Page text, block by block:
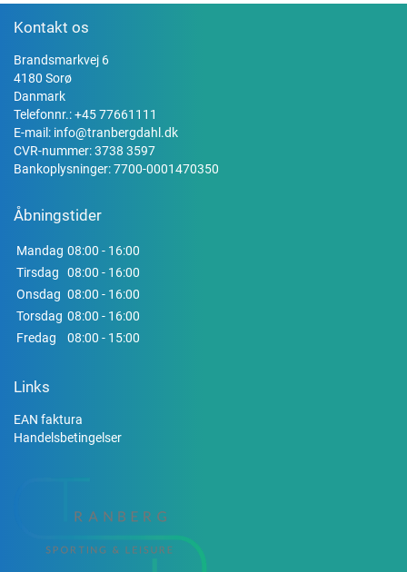
Kontakt os
Brandsmarkvej 6
4180 Sorø
Danmark
Telefonnr.:+45 77661111
E-mail: info@tranbergdahl.dk
CVR-nummer: 3738 3597
Bankoplysninger: 7700-0001470350
Åbningstider
Mandag 08:00 - 16:00
Tirsdag
08:00 - 16:00
Onsdag 08:00 - 16:00
Torsdag 08:00 - 16:00
Fredag
08:00 - 15:00
Links
EAN faktura
Handelsbetingelser